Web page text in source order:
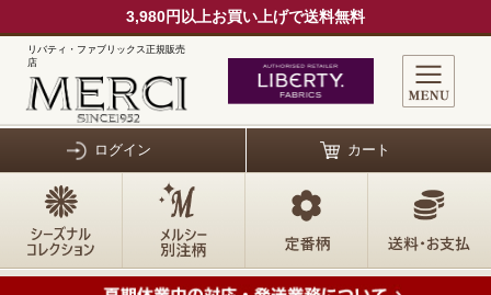
3,980円以上お買い上げで送料無料
リバティ・ファブリックス正規販売
店
ログイン カート